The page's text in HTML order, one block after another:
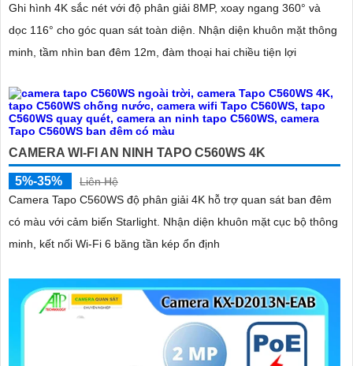
Ghi hình 4K sắc nét với độ phân giải 8MP, xoay ngang 360° và
dọc 116° cho góc quan sát toàn diện. Nhận diện khuôn mặt thông
minh, tầm nhìn ban đêm 12m, đàm thoại hai chiều tiện lợi
CAMERA WI-FI AN NINH TAPO C560WS 4K
5%-35%
Liên Hệ
Camera Tapo C560WS độ phân giải 4K hỗ trợ quan sát ban đêm
có màu với cảm biến Starlight. Nhận diện khuôn mặt cục bộ thông
minh, kết nối Wi-Fi 6 băng tần kép ổn định